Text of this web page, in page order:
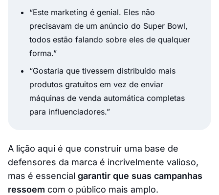
“Este marketing é genial. Eles não
precisavam de um anúncio do Super Bowl,
todos estão falando sobre eles de qualquer
forma.”
“Gostaria que tivessem distribuído mais
produtos gratuitos em vez de enviar
máquinas de venda automática completas
para influenciadores.”
A lição aqui é que construir uma base de
defensores da marca é incrivelmente valioso,
mas é essencial garantir que suas campanhas
ressoem com o público mais amplo.